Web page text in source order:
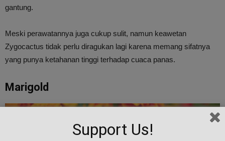
gantung.
Meski perawatannya juga cukup sulit, namun keawetan
Zygocactus tidak perlu diragukan lagi karena memang sifatnya
yang punya ketahanan tinggi terhadap cuaca panas.
Marigold
Support Us!